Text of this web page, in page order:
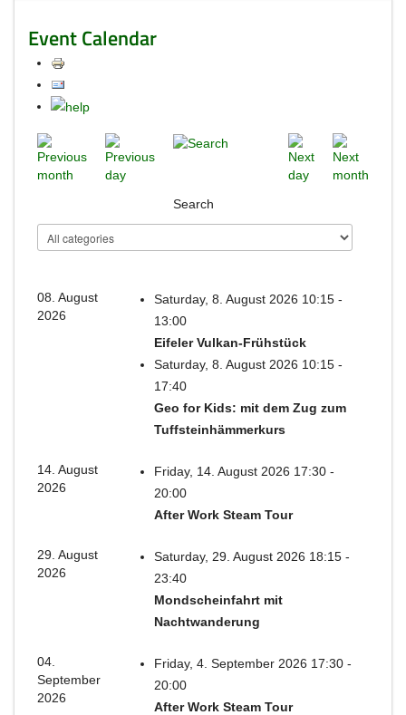
Event Calendar
Search
08. August
2026
Saturday, 8. August 2026 10:15 -
13:00
Eifeler Vulkan-Frühstück
Saturday, 8. August 2026 10:15 -
17:40
Geo for Kids: mit dem Zug zum
Tuffsteinhämmerkurs
14. August
2026
Friday, 14. August 2026 17:30 -
20:00
After Work Steam Tour
29. August
2026
Saturday, 29. August 2026 18:15 -
23:40
Mondscheinfahrt mit
Nachtwanderung
04.
September
2026
Friday, 4. September 2026 17:30 -
20:00
After Work Steam Tour